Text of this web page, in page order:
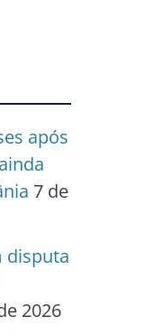
após
7 de
disputa
2026